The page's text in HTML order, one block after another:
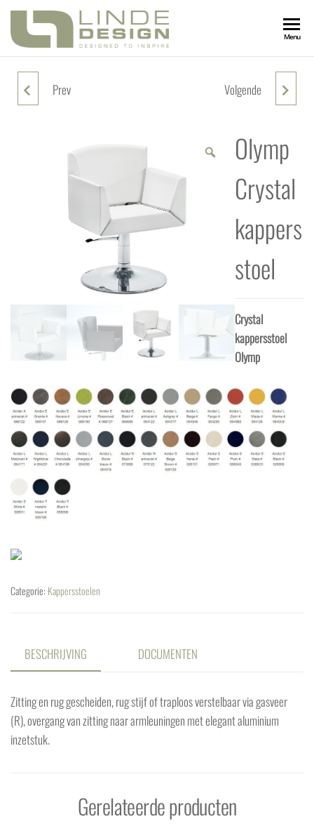
Inspire
Menu
OLYMP COSMO KAPPERSSTOEL
Prev OLYMP COVE KAPPERSSTOEL
Volgende
Olymp
Crystal
kappers
stoel
Crystal
kappersstoel
Olymp
Categorie: Kappersstoelen
BESCHRIJVING DOCUMENTEN
Zitting en rug gescheiden, rug stijf of traploos verstelbaar via gasveer
(R), overgang van zitting naar armleuningen met elegant aluminium
inzetstuk.
Gerelateerde producten